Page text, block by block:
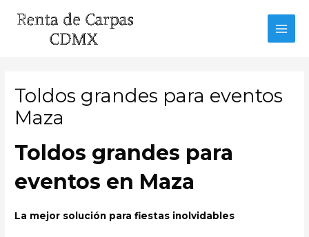
Toldos grandes para eventos
Maza
Toldos grandes para
eventos en Maza
La mejor solución para fiestas inolvidables